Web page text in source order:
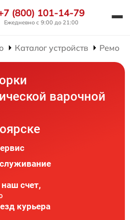
(800) 101-14-79
Ежедневно с 9:00 до 21:00
Каталог устройств
варочной
счет,
курьера